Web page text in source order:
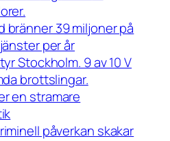
bränner 39 miljoner på
per år
Stockholm. 9 av 10 V
brottslingar.
en stramare
påverkan skakar